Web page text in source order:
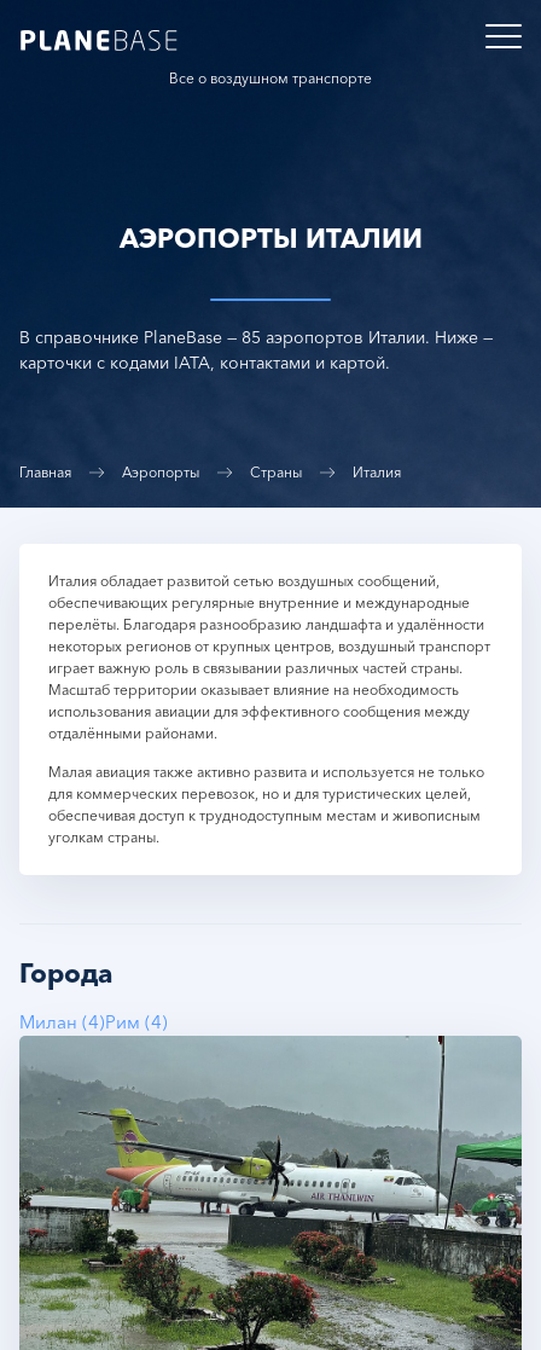
Все о воздушном транспорте
АЭРОПОРТЫ ИТАЛИИ
В справочнике PlaneBase — 85 аэропортов Италии. Ниже —
карточки с кодами IATA, контактами и картой.
Главная Аэропорты Страны Италия
Италия обладает развитой сетью воздушных сообщений,
обеспечивающих регулярные внутренние и международные
перелёты. Благодаря разнообразию ландшафта и удалённости
некоторых регионов от крупных центров, воздушный транспорт
играет важную роль в связывании различных частей страны.
Масштаб территории оказывает влияние на необходимость
использования авиации для эффективного сообщения между
отдалёнными районами.
Малая авиация также активно развита и используется не только
для коммерческих перевозок, но и для туристических целей,
обеспечивая доступ к труднодоступным местам и живописным
уголкам страны.
Города
Милан (4)Рим (4)